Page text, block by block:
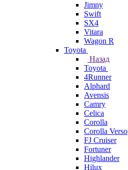
Jimny
Swift
SX4
Vitara
Wagon R
Toyota
Назад
Toyota
4Runner
Alphard
Avensis
Camry
Celica
Corolla
Corolla Verso
FJ Cruiser
Fortuner
Highlander
Hilux